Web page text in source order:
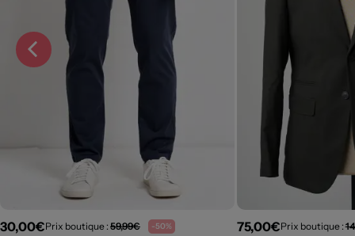
30,00€Prix boutique : 59,99€ -50% 75,00€Prix boutique :